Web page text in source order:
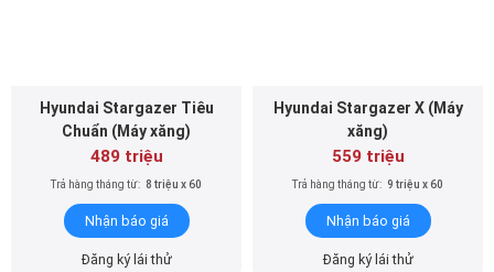
Hyundai Stargazer Tiêu
Chuẩn (Máy xăng)
489 triệu
Trả hàng tháng từ: 8 triệu x 60
Nhận báo giá
Đăng ký lái thử
Hyundai Stargazer X (Máy
xăng)
559 triệu
Trả hàng tháng từ: 9 triệu x 60
Nhận báo giá
Đăng ký lái thử